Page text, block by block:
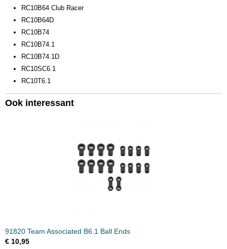
RC10B64 Club Racer
RC10B64D
RC10B74
RC10B74.1
RC10B74.1D
RC10SC6.1
RC10T6.1
Ook interessant
91820 Team Associated B6.1 Ball Ends
€ 10,95